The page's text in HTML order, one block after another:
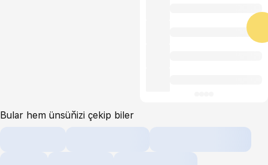
Bular hem ünsüňizi çekip biler